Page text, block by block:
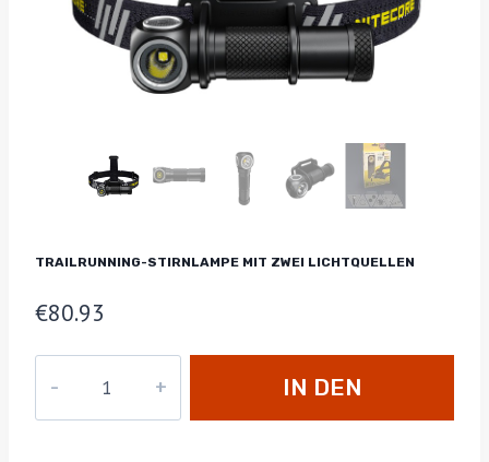
TRAILRUNNING-STIRNLAMPE MIT ZWEI LICHTQUELLEN
€80.93
Stirnlampe
mit
IN DEN